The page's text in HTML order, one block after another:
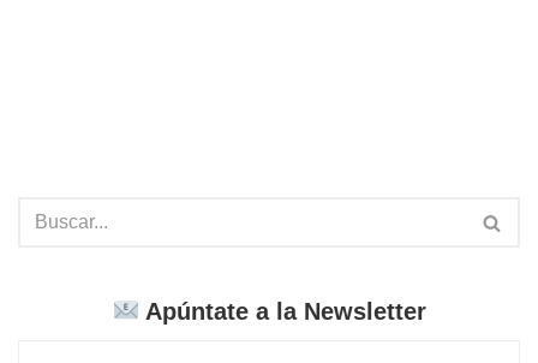
Apúntate a la Newsletter